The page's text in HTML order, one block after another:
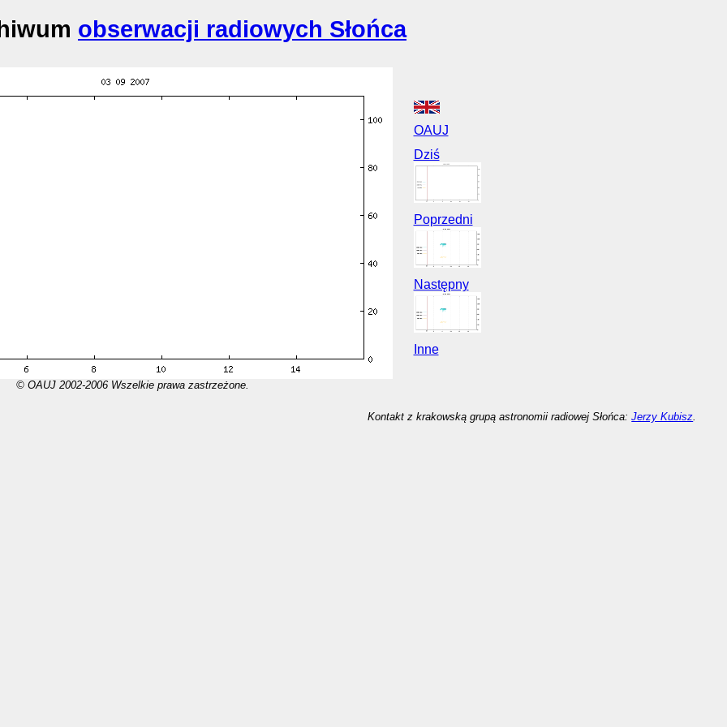
obserwacji radiowych Słońca
© OAUJ 2002-2006 Wszelkie prawa zastrzeżone.
OAUJ
Dziś
Poprzedni
Następny
Inne
Kontakt z krakowską grupą astronomii radiowej Słońca:Jerzy Kubisz.